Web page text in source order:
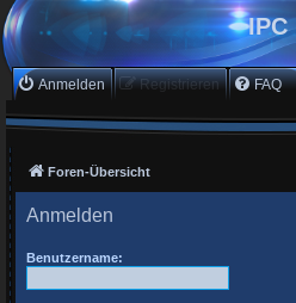
IPC
Anmelden Registrieren FAQ
Foren-Übersicht
Anmelden
Benutzername: